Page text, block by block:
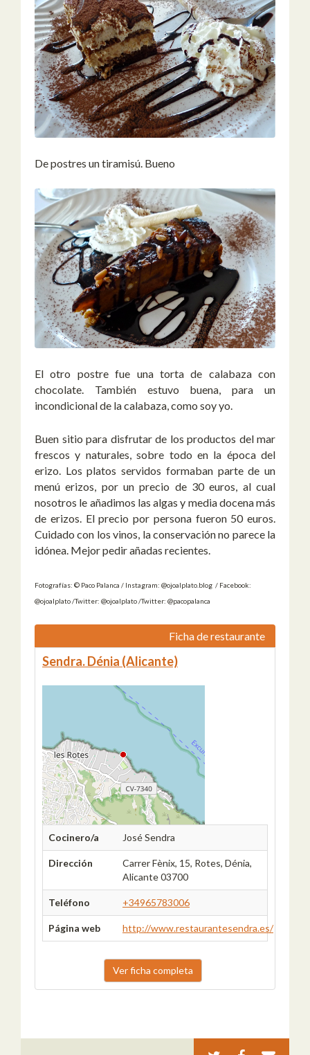
De postres un tiramisú. Bueno
El otro postre fue una torta de calabaza con
chocolate. También estuvo buena, para un
incondicional de la calabaza, como soy yo.
Buen sitio para disfrutar de los productos del mar
frescos y naturales, sobre todo en la época del
erizo. Los platos servidos formaban parte de un
menú erizos, por un precio de 30 euros, al cual
nosotros le añadimos las algas y media docena más
de erizos. El precio por persona fueron 50 euros.
Cuidado con los vinos, la conservación no parece la
idónea. Mejor pedir añadas recientes.
Fotografías: © Paco Palanca / Instagram: @ojoalplato.blog / Facebook:
@ojoalplato /Twitter: @ojoalplato /Twitter: @pacopalanca
Ficha de restaurante
Sendra. Dénia (Alicante)
Cocinero/a José Sendra
Dirección
Carrer Fènix, 15, Rotes, Dénia,
Alicante 03700
Teléfono +34965783006
Página web http://www.restaurantesendra.es/
Ver ficha completa